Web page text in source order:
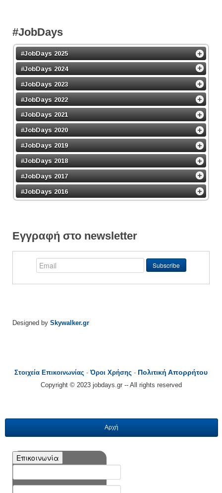
#JobDays
#JobDays 2025
#JobDays 2024
#JobDays 2023
#JobDays 2022
#JobDays 2021
#JobDays 2020
#JobDays 2019
#JobDays 2018
#JobDays 2017
#JobDays 2016
Εγγραφή στο newsletter
Designed by Skywalker.gr
Στοιχεία Επικοινωνίας -Όροι Χρήσης - Πολιτική Απορρήτου
Copyright © 2023 jobdays.gr -- All rights reserved
Αρχή